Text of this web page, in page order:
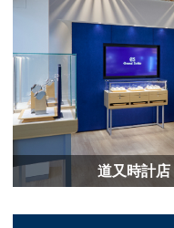
道又時計